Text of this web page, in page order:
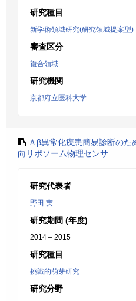
研究種目
新学術領域研究(研究領域提案型)
審査区分
複合領域
研究機関
京都府立医科大学
Ａβ異常化疾患簡易診断の
向リポソーム物理センサ
研究代表者
野田 実
研究期間 (年度)
2014 – 2015
研究種目
挑戦的萌芽研究
研究分野